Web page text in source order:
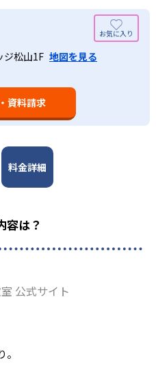
家庭学習
習と毎日の家庭学習（宿題学
徒の学力向上を進める。週2
、生徒の様子を観察しなが
教室学習日以外の日のため
学習の習慣化と学力の定着
は先取り学習も可能だ。
は、1回の学習時間を30～
時間設定は、子どもが集中
学年×10分±10分」と考えら
。この限界を超えて勉強し
学研教室は考え、単なる長
果を重視している。そのた
向いている。
がある？
は、学研の教材開発ノウハ
を使用している点だ。この
全てカバーしており、学校
。基礎から応用まで、少し
につけることができ、基礎
ている。算数と国語を重視
校入試向けの英語力育成に
強会で日々指導スキルを研
生徒一人ひとりに向き合っ
るところ」「良いところ」
習をスタートする。この指
き出し、無理のない学習と
や教育相談、保護者とのコ
と学ぶことも重視してい
学びを深めることにより、
生徒の育成を推進。「教室
ジ松山1F 地図を見る
資料請求
料金詳細
容は？
公式サイト